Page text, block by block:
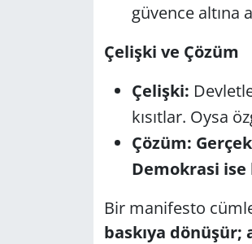
güvence altına
Çelişki ve Çözüm
Çelişki:
kısıtlar. Oysa
Çözüm:
Demokrasi
Bir manifesto
baskıya dönüşür;